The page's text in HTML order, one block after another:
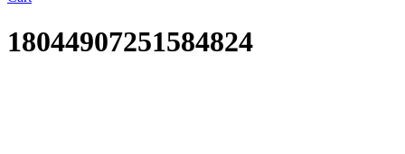
18044907251584824